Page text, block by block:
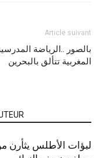
Article suivant
بالصور ..الرياضة
المغربية تتألق بالبحرين
لبؤات الأطلس يثأرن